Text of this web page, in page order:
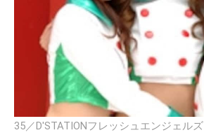
35／D'STATIONフレッシュエンジェルズ